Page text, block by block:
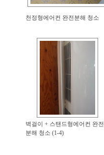
천정형에어컨 완전분해 청소
벽걸이 + 스탠드형에어컨 완전
분해 청소 (1-4)